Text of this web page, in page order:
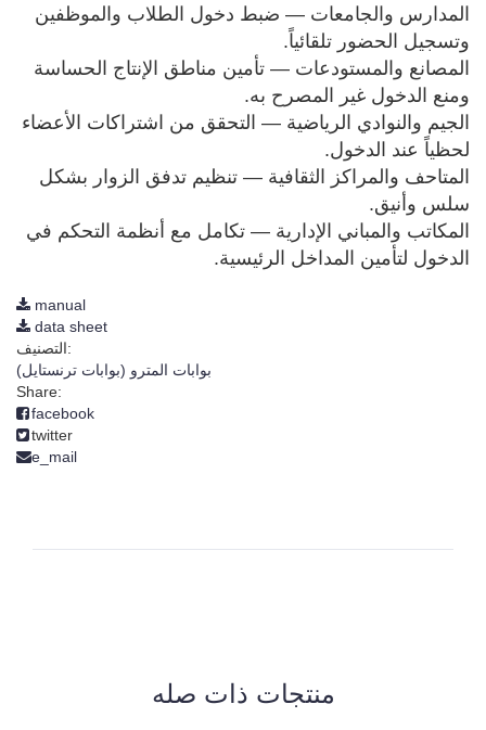
الدخول لتأمين المداخل الرئيسية.
manual
data sheet
التصنيف:
بوابات المترو (بوابات ترنستايل)
Share:
facebook
twitter
e_mail
منتجات ذات صله